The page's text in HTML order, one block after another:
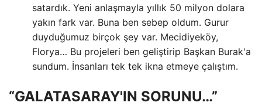
satardık. Yeni anlaşmayla yıllık 50 milyon dolara
yakın fark var. Buna ben sebep oldum. Gurur
duyduğumuz birçok şey var. Mecidiyeköy,
Florya… Bu projeleri ben geliştirip Başkan Burak'a
sundum. İnsanları tek tek ikna etmeye çalıştım.
“GALATASARAY'IN SORUNU…”